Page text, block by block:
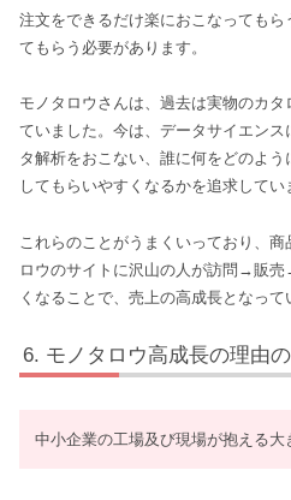
注文をできるだけ楽におこなっても
てもらう必要があります。
モノタロウさんは、過去は実物のカ
ていました。今は、データサイエン
タ解析をおこない、誰に何をどのよ
してもらいやすくなるかを追求してい
これらのことがうまくいっており、
ロウのサイトに沢山の人が訪問→販
くなることで、売上の高成長となって
モノタロウ高成長の理由
中小企業の工場及び現場が抱える大